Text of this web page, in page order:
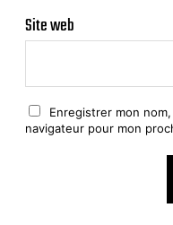
Site web
Enregistrer mon
navigateur pour mon